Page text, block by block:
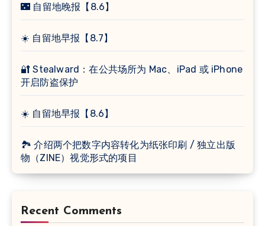
🌃 自留地晚报【8.6】
☀️ 自留地早报【8.7】
🔐 Stealward：在公共场所为 Mac、iPad 或 iPhone
开启防盗保护
☀️ 自留地早报【8.6】
🏞 介绍两个把数字内容转化为纸张印刷 / 独立出版
物（ZINE）视觉形式的项目
Recent Comments